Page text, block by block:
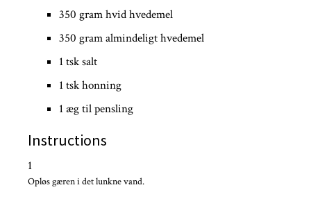
350 gram hvid hvedemel
350 gram almindeligt hvedemel
1 tsk salt
1 tsk honning
1 æg til pensling
Instructions
1
Opløs gæren i det lunkne vand.